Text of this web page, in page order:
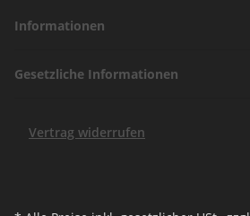
Informationen
Gesetzliche Informationen
Vertrag widerrufen